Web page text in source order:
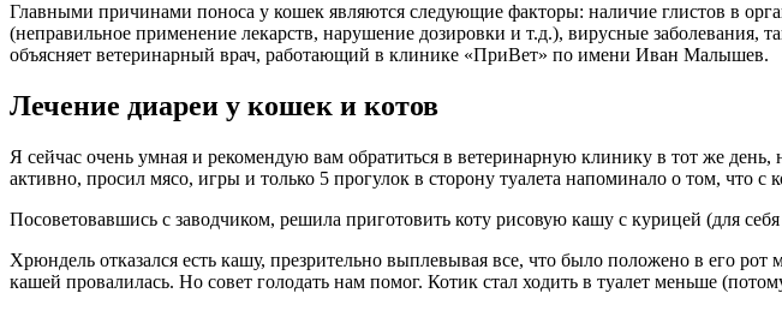
Главными причинами поноса у кошек являются следующие факторы: наличие глистов в
(неправильное применение лекарств, нарушение дозировки и т.д.), вирусные заболевания,
объясняет ветеринарный врач, работающий в клинике «ПриВет» по имени Иван Малышев.
Лечение диареи у кошек и котов
Я сейчас очень умная и рекомендую вам обратиться в ветеринарную клинику в тот же
активно, просил мясо, игры и только 5 прогулок в сторону туалета напоминало о том, что с
Посоветовавшись с заводчиком, решила приготовить коту рисовую кашу с курицей (для
Хрюндель отказался есть кашу, презрительно выплевывая все, что было положено в его
кашей провалилась. Но совет голодать нам помог. Котик стал ходить в туалет меньше